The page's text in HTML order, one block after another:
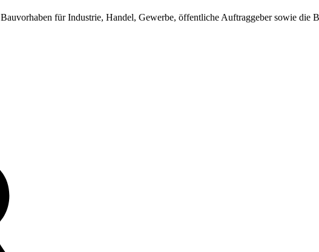
Bauvorhaben für Industrie, Handel, Gewerbe, öffentliche Auftraggeber sowie die